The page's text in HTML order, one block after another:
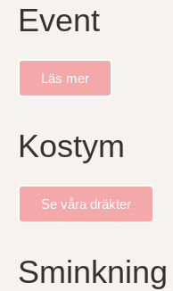
Event
Läs mer
Kostym
Se våra dräkter
Sminkning